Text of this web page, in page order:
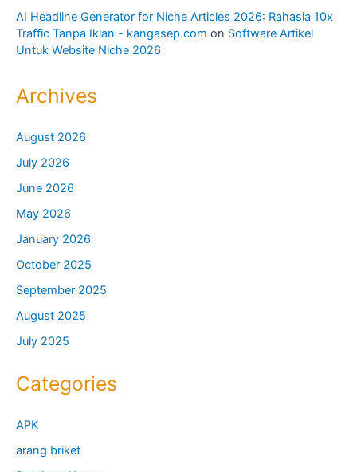
AI Headline Generator for Niche Articles 2026: Rahasia 10x
Traffic Tanpa Iklan - kangasep.com on Software Artikel
Untuk Website Niche 2026
Archives
August 2026
July 2026
June 2026
May 2026
January 2026
October 2025
September 2025
August 2025
July 2025
Categories
APK
arang briket